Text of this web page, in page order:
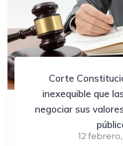
Corte
inexequible que
negociar sus
12